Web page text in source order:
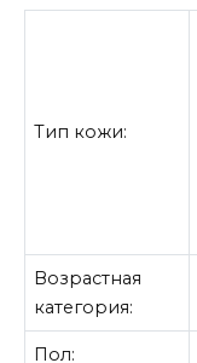
Тип кожи:
Возрастная
категория:
Пол: